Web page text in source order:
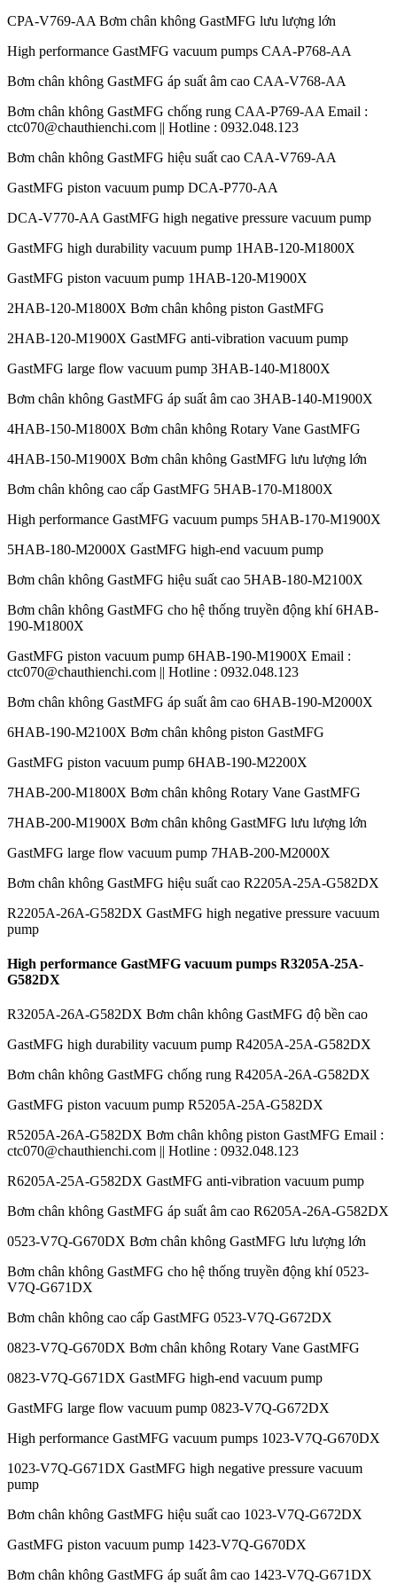
CPA-V769-AA Bơm chân không GastMFG lưu lượng lớn
High performance GastMFG vacuum pumps CAA-P768-AA
Bơm chân không GastMFG áp suất âm cao CAA-V768-AA
Bơm chân không GastMFG chống rung CAA-P769-AA Email :
ctc070@chauthienchi.com || Hotline : 0932.048.123
Bơm chân không GastMFG hiệu suất cao CAA-V769-AA
GastMFG piston vacuum pump DCA-P770-AA
DCA-V770-AA GastMFG high negative pressure vacuum pump
GastMFG high durability vacuum pump 1HAB-120-M1800X
GastMFG piston vacuum pump 1HAB-120-M1900X
2HAB-120-M1800X Bơm chân không piston GastMFG
2HAB-120-M1900X GastMFG anti-vibration vacuum pump
GastMFG large flow vacuum pump 3HAB-140-M1800X
Bơm chân không GastMFG áp suất âm cao 3HAB-140-M1900X
4HAB-150-M1800X Bơm chân không Rotary Vane GastMFG
4HAB-150-M1900X Bơm chân không GastMFG lưu lượng lớn
Bơm chân không cao cấp GastMFG 5HAB-170-M1800X
High performance GastMFG vacuum pumps 5HAB-170-M1900X
5HAB-180-M2000X GastMFG high-end vacuum pump
Bơm chân không GastMFG hiệu suất cao 5HAB-180-M2100X
Bơm chân không GastMFG cho hệ thống truyền động khí 6HAB-
190-M1800X
GastMFG piston vacuum pump 6HAB-190-M1900X Email :
ctc070@chauthienchi.com || Hotline : 0932.048.123
Bơm chân không GastMFG áp suất âm cao 6HAB-190-M2000X
6HAB-190-M2100X Bơm chân không piston GastMFG
GastMFG piston vacuum pump 6HAB-190-M2200X
7HAB-200-M1800X Bơm chân không Rotary Vane GastMFG
7HAB-200-M1900X Bơm chân không GastMFG lưu lượng lớn
GastMFG large flow vacuum pump 7HAB-200-M2000X
Bơm chân không GastMFG hiệu suất cao R2205A-25A-G582DX
R2205A-26A-G582DX GastMFG high negative pressure vacuum
pump
High performance GastMFG vacuum pumps R3205A-25A-
G582DX
R3205A-26A-G582DX Bơm chân không GastMFG độ bền cao
GastMFG high durability vacuum pump R4205A-25A-G582DX
Bơm chân không GastMFG chống rung R4205A-26A-G582DX
GastMFG piston vacuum pump R5205A-25A-G582DX
R5205A-26A-G582DX Bơm chân không piston GastMFG Email :
ctc070@chauthienchi.com || Hotline : 0932.048.123
R6205A-25A-G582DX GastMFG anti-vibration vacuum pump
Bơm chân không GastMFG áp suất âm cao R6205A-26A-G582DX
0523-V7Q-G670DX Bơm chân không GastMFG lưu lượng lớn
Bơm chân không GastMFG cho hệ thống truyền động khí 0523-
V7Q-G671DX
Bơm chân không cao cấp GastMFG 0523-V7Q-G672DX
0823-V7Q-G670DX Bơm chân không Rotary Vane GastMFG
0823-V7Q-G671DX GastMFG high-end vacuum pump
GastMFG large flow vacuum pump 0823-V7Q-G672DX
High performance GastMFG vacuum pumps 1023-V7Q-G670DX
1023-V7Q-G671DX GastMFG high negative pressure vacuum
pump
Bơm chân không GastMFG hiệu suất cao 1023-V7Q-G672DX
GastMFG piston vacuum pump 1423-V7Q-G670DX
Bơm chân không GastMFG áp suất âm cao 1423-V7Q-G671DX